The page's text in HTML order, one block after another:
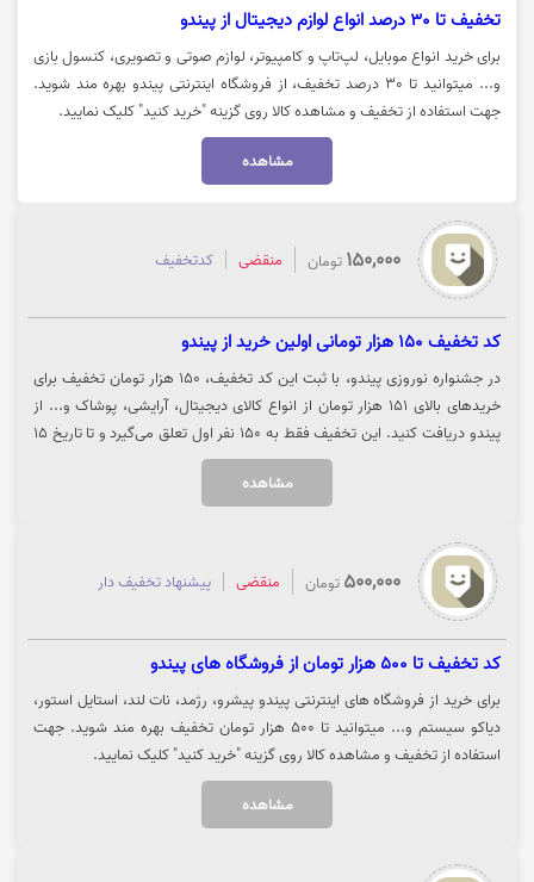
تخفیف تا 30 درصد انواع لوازم دیجیتال از پیندو
برای خرید انواع موبایل، لپ‌تاپ و کامپیوتر، لوازم صوتی و تصویری، کنسول بازی
و... میتوانید تا 30 درصد تخفیف، از فروشگاه اینترنتی پیندو بهره مند شوید.
جهت استفاده از تخفیف و مشاهده کالا روی گزینه "خرید کنید" کلیک نمایید.
مشاهده
150,000 تومان منقضی کدتخفیف
کد تخفیف 150 هزار تومانی اولین خرید از پیندو
در جشنواره نوروزی پیندو، با ثبت این کد تخفیف، 150 هزار تومان تخفیف برای
خریدهای بالای 151 هزار تومان از انواع کالای دیجیتال، آرایشی، پوشاک و... از
پیندو دریافت کنید. این تخفیف فقط به 150 نفر اول تعلق می‌گیرد و تا تاریخ 15
فروردین ماه معتبر است. جهت استفاده از این کد تخفیف و ورود به وب‌سایت
پیندو، بر روی "خرید کنید" کلیک کنید.مشاهده
500,000 تومان منقضی پیشنهاد تخفیف دار
کد تخفیف تا 500 هزار تومان از فروشگاه های پیندو
برای خرید از فروشگاه های اینترنتی پیندو پیشرو، رژمد، نات لند، استایل استور،
دیاکو سیستم و... میتوانید تا 500 هزار تومان تخفیف بهره مند شوید. جهت
استفاده از تخفیف و مشاهده کالا روی گزینه "خرید کنید" کلیک نمایید.
مشاهده